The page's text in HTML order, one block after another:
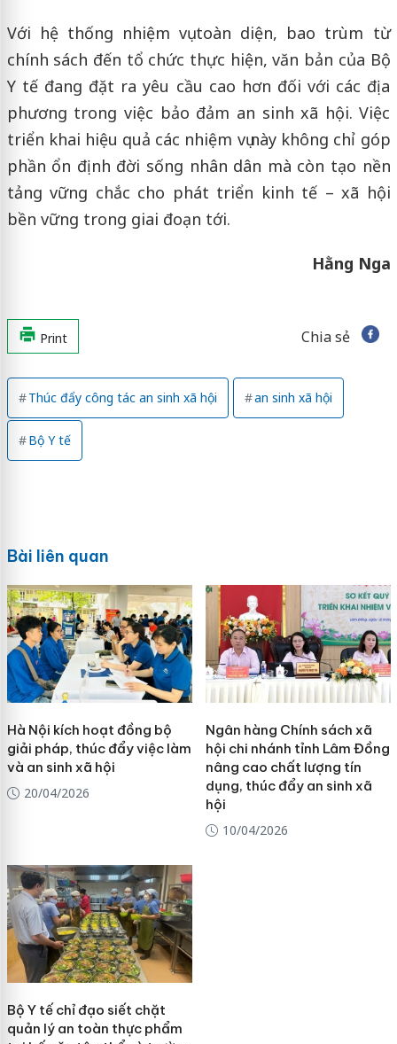
Với hệ thống nhiệm vụ toàn diện, bao trùm từ
chính sách đến tổ chức thực hiện, văn bản của Bộ
Y tế đang đặt ra yêu cầu cao hơn đối với các địa
phương trong việc bảo đảm an sinh xã hội. Việc
triển khai hiệu quả các nhiệm vụ này không chỉ góp
phần ổn định đời sống nhân dân mà còn tạo nền
tảng vững chắc cho phát triển kinh tế – xã hội
bền vững trong giai đoạn tới.
Hằng Nga
Print Chia sẻ
Thúc đẩy công tác an sinh xã hội an sinh xã hội
Bộ Y tế
Bài liên quan
Hà Nội kích hoạt đồng bộ
giải pháp, thúc đẩy việc làm
và an sinh xã hội
20/04/2026
Ngân hàng Chính sách xã
hội chi nhánh tỉnh Lâm Đồng
nâng cao chất lượng tín
dụng, thúc đẩy an sinh xã
hội
10/04/2026
Bộ Y tế chỉ đạo siết chặt
quản lý an toàn thực phẩm